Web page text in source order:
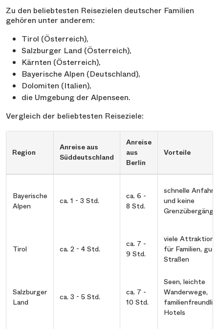
Zu den beliebtesten Reisezielen deutscher Familien
gehören unter anderem:
Tirol (Österreich),
Salzburger Land (Österreich),
Kärnten (Österreich),
Bayerische Alpen (Deutschland),
Dolomiten (Italien),
die Umgebung der Alpenseen.
Vergleich der beliebtesten Reiseziele:
Region
Anreise aus
Süddeutschland
Anreise
aus
Berlin
Vorteile
Bayerische
Alpen
ca. 1 - 3 Std.
ca. 6 -
8 Std.
schnelle Anfahrt
und keine
Grenzübergänge
Tirol ca. 2 - 4 Std.
ca. 7 -
9 Std.
viele
für Familien, gute
Straßen
Salzburger
Land
ca. 3 - 5 Std.
ca. 7 -
10 Std.
Seen, leichte
Wanderwege,
Hotels